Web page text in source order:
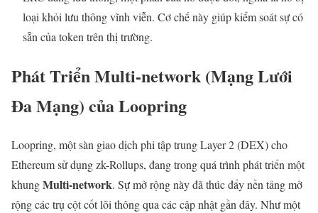
loại khỏi lưu thông vĩnh viễn. Cơ chế này giúp kiểm soát sự có
sẵn của token trên thị trường.
Phát Triển Multi-network (Mạng Lưới
Đa Mạng) của Loopring
Loopring, một sàn giao dịch phi tập trung Layer 2 (DEX) cho
Ethereum sử dụng zk-Rollups, đang trong quá trình phát triển một
khungMulti-network. Sự mở rộng này đã thúc đẩy nền tảng mở
rộng các trụ cột cốt lõi thông qua các cập nhật gần đây. Như một